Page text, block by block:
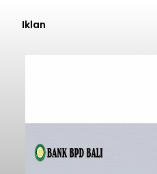
Iklan